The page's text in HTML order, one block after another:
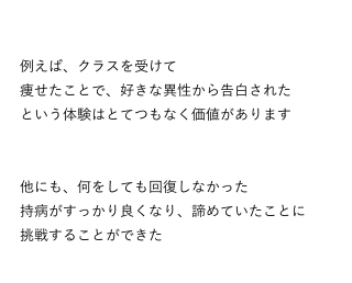
例えば、クラスを受けて
痩せたことで、好きな異性から告白された
という体験はとてつもなく価値があります
他にも、何をしても回復しなかった
持病がすっかり良くなり、諦めていたことに
挑戦することができた